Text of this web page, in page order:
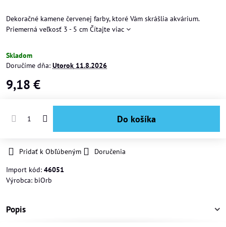
Dekoračné kamene červenej farby, ktoré Vám skrášlia akvárium.
Priemerná veľkosť 3 - 5 cm Čítajte viac
Skladom
Doručíme dňa: Utorok 11.8.2026
9,18 €
Do košíka
Pridať k Obľúbeným
Doručenia
Import kód: 46051
Výrobca: biOrb
Popis